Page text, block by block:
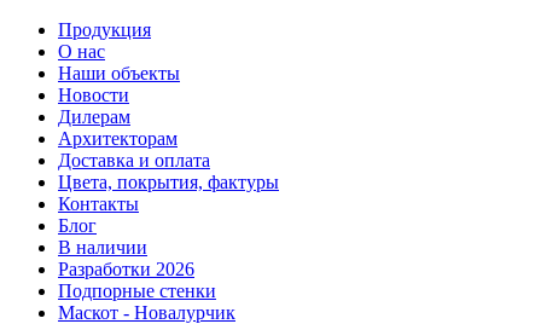
Продукция
О нас
Наши объекты
Новости
Дилерам
Архитекторам
Доставка и оплата
Цвета, покрытия, фактуры
Контакты
Блог
В наличии
Разработки 2026
Подпорные стенки
Маскот - Новалурчик